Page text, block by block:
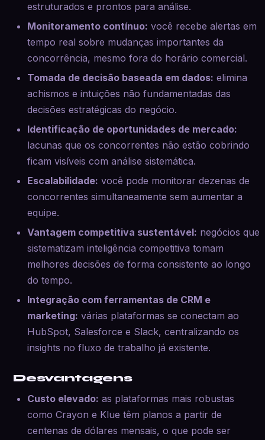
estruturados e prontos para análise.
Monitoramento contínuo: você recebe alertas em
tempo real sobre mudanças importantes da
concorrência, mesmo fora do horário comercial.
Tomada de decisão baseada em dados: elimina
achismos e intuições não fundamentadas das
decisões estratégicas do negócio.
Identificação de oportunidades de mercado:
lacunas que os concorrentes não estão cobrindo
ficam visíveis com análise sistemática.
Escalabilidade: você pode monitorar dezenas de
concorrentes simultaneamente sem aumentar a
equipe.
Vantagem competitiva sustentável: negócios que
sistematizam inteligência competitiva tomam
melhores decisões de forma consistente ao longo
do tempo.
Integração com ferramentas de CRM e
marketing: várias plataformas se conectam ao
HubSpot, Salesforce e Slack, centralizando os
insights no fluxo de trabalho já existente.
Desvantagens
Custo elevado: as plataformas mais robustas
como Crayon e Klue têm planos a partir de
centenas de dólares mensais, o que pode ser